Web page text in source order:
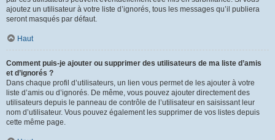
ajoutez un utilisateur à votre liste d’ignorés, tous les messages qu’il publiera
seront masqués par défaut.
Haut
Comment puis-je ajouter ou supprimer des utilisateurs de ma liste d’amis
et d’ignorés ?
Dans chaque profil d’utilisateurs, un lien vous permet de les ajouter à votre
liste d’amis ou d’ignorés. De même, vous pouvez ajouter directement des
utilisateurs depuis le panneau de contrôle de l’utilisateur en saisissant leur
nom d’utilisateur. Vous pouvez également les supprimer de vos listes depuis
cette même page.